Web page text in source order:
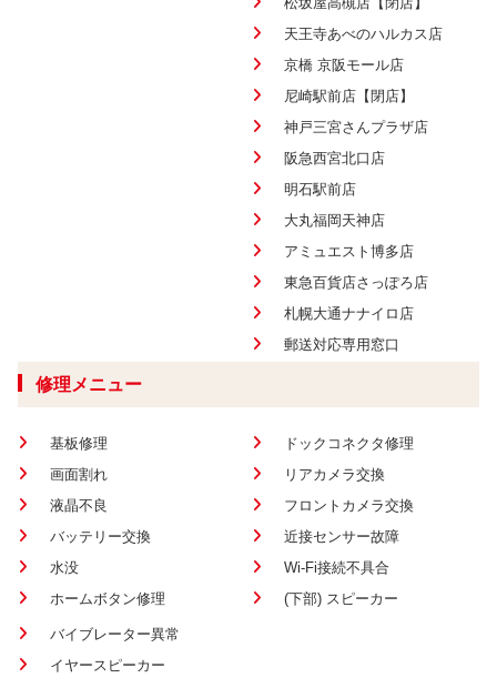
天王寺あべのハルカス店
京橋 京阪モール店
尼崎駅前店【閉店】
神戸三宮さんプラザ店
阪急西宮北口店
明石駅前店
大丸福岡天神店
アミュエスト博多店
東急百貨店さっぽろ店
札幌大通ナナイロ店
郵送対応専用窓口
修理メニュー
基板修理
画面割れ
液晶不良
バッテリー交換
水没
ホームボタン修理
ドックコネクタ修理
リアカメラ交換
フロントカメラ交換
近接センサー故障
Wi-Fi接続不具合
(下部) スピーカー
バイブレーター異常
イヤースピーカー